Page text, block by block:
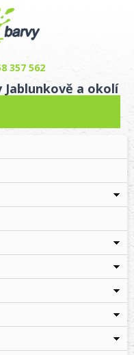
357 562
a okolí